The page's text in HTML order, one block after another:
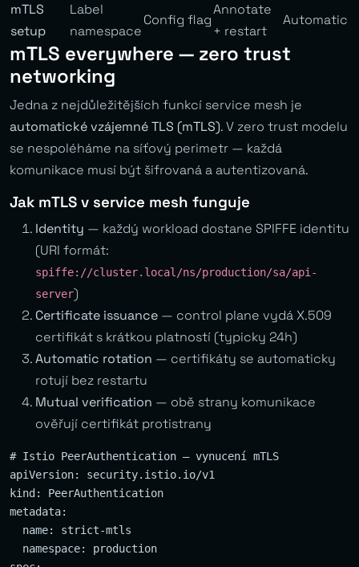
mTLS
setup
Label
namespace
Config flag
Annotate
+ restart
Automatic
mTLS everywhere — zero trust
networking
Jedna z nejdůležitějších funkcí service mesh je
automatické vzájemné TLS (mTLS). V zero trust modelu
se nespoléháme na síťový perimetr — každá
komunikace musí být šifrovaná a autentizovaná.
Jak mTLS v service mesh funguje
Identity — každý workload dostane SPIFFE identitu
(URI formát:
spiffe://cluster.local/ns/production/sa/api-
server)
Certificate issuance — control plane vydá X.509
certifikát s krátkou platností (typicky 24h)
Automatic rotation — certifikáty se automaticky
rotují bez restartu
Mutual verification — obě strany komunikace
ověřují certifikát protistrany
# Istio PeerAuthentication — vynucení mTLS
apiVersion: security.istio.io/v1
kind: PeerAuthentication
metadata:
  name: strict-mtls
  namespace: production